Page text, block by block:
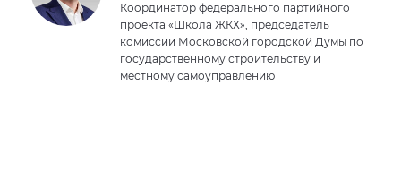
Координатор федерального партийного
проекта «Школа ЖКХ», председатель
комиссии Московской городской Думы по
государственному строительству и
местному самоуправлению